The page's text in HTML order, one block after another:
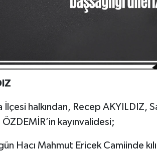
halkından, Recep AKYILDIZ,
kayınvalidesi;
Hacı Mahmut Ericek Camiinde